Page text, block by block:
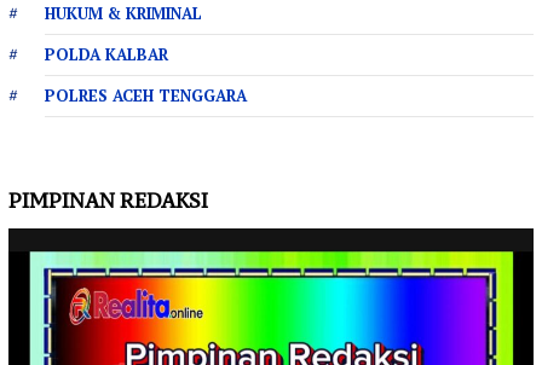
HUKUM & KRIMINAL
POLDA KALBAR
POLRES ACEH TENGGARA
PIMPINAN REDAKSI